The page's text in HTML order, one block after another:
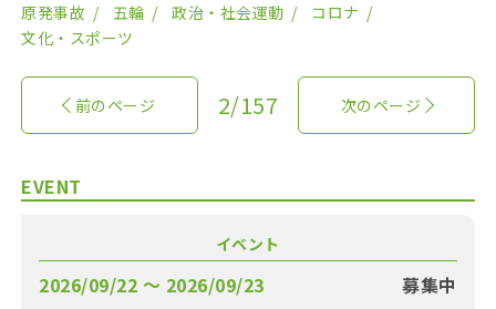
原発事故
五輪 政治・社会運動
コロナ
文化・スポーツ
前のページ 2/157 次のページ
EVENT
イベント
2026/09/22 〜 2026/09/23
募集中